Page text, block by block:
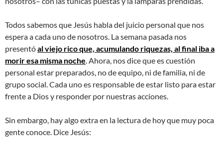
Todos sabemos que Jesús habla del juicio personal que nos
espera a cada uno de nosotros. La semana pasada nos
presentóal viejo rico que, acumulando riquezas, al final iba a
morir esa misma noche . Ahora, nos dice que es cuestión
personal estar preparados, no de equipo, ni de familia, ni de
grupo social. Cada uno es responsable de estar listo para estar
frente a Dios y responder por nuestras acciones.
Sin embargo, hay algo extra en la lectura de hoy que muy poca
gente conoce. Dice Jesús: